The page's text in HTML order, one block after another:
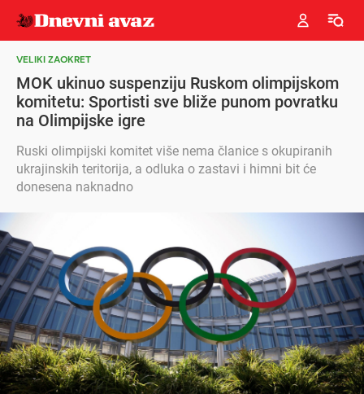
VELIKI ZAOKRET
MOK ukinuo suspenziju Ruskom olimpijskom
komitetu: Sportisti sve bliže punom povratku
na Olimpijske igre
Ruski olimpijski komitet više nema članice s okupiranih
ukrajinskih teritorija, a odluka o zastavi i himni bit će
donesena naknadno